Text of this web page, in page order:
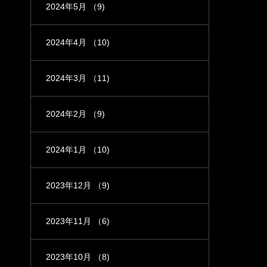
2024年5月 （9)
2024年4月 （10)
2024年3月 （11)
2024年2月 （9)
2024年1月 （10)
2023年12月 （9)
2023年11月 （6)
2023年10月 （8)